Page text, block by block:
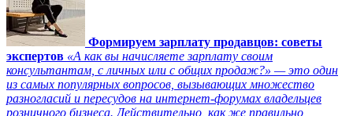
Формируем зарплату продавцов: советы
экспертов «А как вы начисляете зарплату своим
консультантам, с личных или с общих продаж?» — это один
из самых популярных вопросов, вызывающих множество
разногласий и пересудов на интернет-форумах владельцев
розничного бизнеса. Действительно, как же правильно